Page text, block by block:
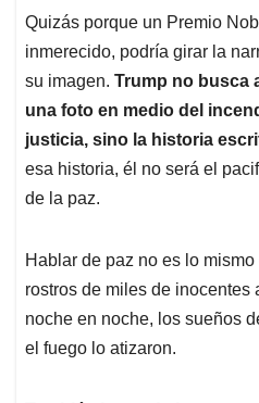
Quizás porque un Premio
inmerecido, podría girar la
su imagen. Trump no busca
una foto en medio del
justicia, sino la historia
esa historia, él no será el
de la paz.
Hablar de paz no es lo
rostros de miles de inocentes
noche en noche, los sueños
el fuego lo atizaron.